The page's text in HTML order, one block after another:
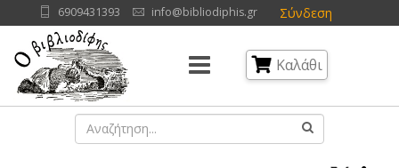
Σύνδεση
6909431393 info@bibliodiphis.gr
Καλάθι